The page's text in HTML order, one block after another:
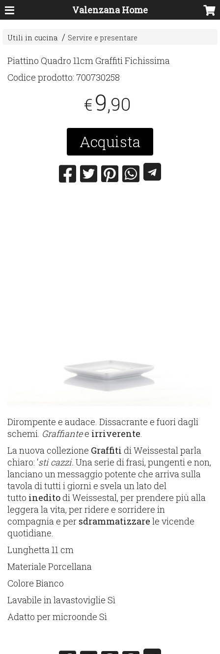
Valenzana Home
Utili in cucina Servire e presentare
Piattino Quadro 11cm Graffiti Fichissima
Codice prodotto:700730258
€9,90
Acquista
Dirompente e audace. Dissacrante e fuori dagli
schemi. Graffiantee irriverente
La nuova collezione Graffiti di Weissestal parla
chiaro: ‘sti cazzi.Una serie di frasi, pungenti e non,
lanciano un messaggio potente che arriva sulla
tavola di tutti i giorni e svela un lato del
tutto inedito di Weissestal, per prendere più alla
leggera la vita, per ridere e sorridere in
compagnia e per sdrammatizzarele vicende
quotidiane.
Lunghetta 11 cm
Materiale Porcellana
Colore Bianco
Lavabile in lavastoviglie Sì
Adatto per microonde Sì